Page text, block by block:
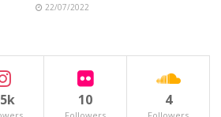
22/07/2022
10 4